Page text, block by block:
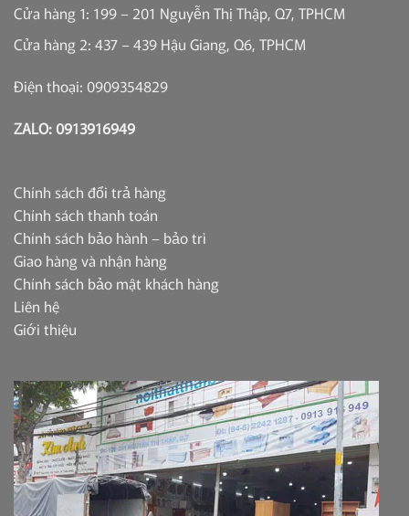
Cửa hàng 1: 199 – 201 Nguyễn Thị Thập, Q7, TPHCM
Cửa hàng 2: 437 – 439 Hậu Giang, Q6, TPHCM
Điện thoại: 0909354829
ZALO: 0913916949
Chính sách đổi trả hàng
Chính sách thanh toán
Chính sách bảo hành – bảo trì
Giao hàng và nhận hàng
Chính sách bảo mật khách hàng
Liên hệ
Giới thiệu